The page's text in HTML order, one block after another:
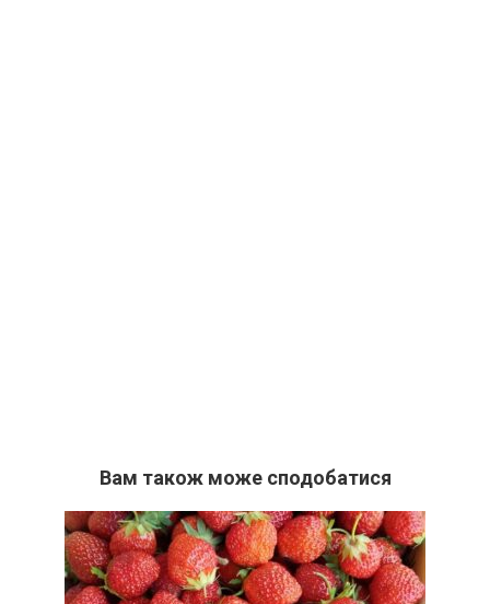
Вам також може сподобатися